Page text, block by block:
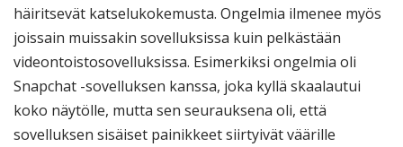
häiritsevät katselukokemusta. Ongelmia ilmenee myös
joissain muissakin sovelluksissa kuin pelkästään
videontoistosovelluksissa. Esimerkiksi ongelmia oli
Snapchat -sovelluksen kanssa, joka kyllä skaalautui
koko näytölle, mutta sen seurauksena oli, että
sovelluksen sisäiset painikkeet siirtyivät väärille